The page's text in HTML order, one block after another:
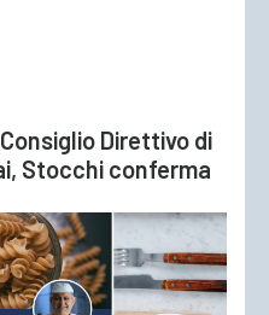
Direttivo di
Stocchi conferma